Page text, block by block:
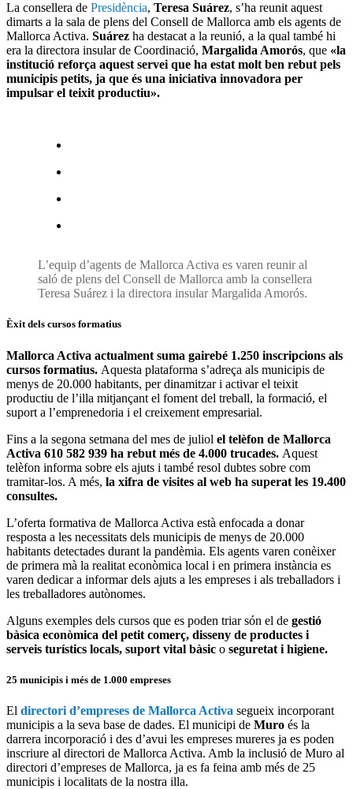
La consellera de Presidència, Teresa Suárez, s’ha reunit aquest
dimarts a la sala de plens del Consell de Mallorca amb els agents de
Mallorca Activa. Suárez ha destacat a la reunió, a la qual també hi
era la directora insular de Coordinació, Margalida Amorós, que «la
institució reforça aquest servei que ha estat molt ben rebut pels
municipis petits, ja que és una iniciativa innovadora per
impulsar el teixit productiu».
L’equip d’agents de Mallorca Activa es varen reunir al
saló de plens del Consell de Mallorca amb la consellera
Teresa Suárez i la directora insular Margalida Amorós.
Èxit dels cursos formatius
Mallorca Activa actualment suma gairebé 1.250 inscripcions als
cursos formatius. Aquesta plataforma s’adreça als municipis de
menys de 20.000 habitants, per dinamitzar i activar el teixit
productiu de l’illa mitjançant el foment del treball, la formació, el
suport a l’emprenedoria i el creixement empresarial.
Fins a la segona setmana del mes de juliol el telèfon de Mallorca
Activa 610 582 939 ha rebut més de 4.000 trucades. Aquest
telèfon informa sobre els ajuts i també resol dubtes sobre com
tramitar-los. A més, la xifra de visites al web ha superat les 19.400
consultes.
L’oferta formativa de Mallorca Activa està enfocada a donar
resposta a les necessitats dels municipis de menys de 20.000
habitants detectades durant la pandèmia. Els agents varen conèixer
de primera mà la realitat econòmica local i en primera instància es
varen dedicar a informar dels ajuts a les empreses i als treballadors i
les treballadores autònomes.
Alguns exemples dels cursos que es poden triar són el de gestió
bàsica econòmica del petit comerç, disseny de productes i
serveis turístics locals, suport vital bàsic o seguretat i higiene.
25 municipis i més de 1.000 empreses
El directori d’empreses de Mallorca Activa segueix incorporant
municipis a la seva base de dades. El municipi de Muro és la
darrera incorporació i des d’avui les empreses mureres ja es poden
inscriure al directori de Mallorca Activa. Amb la inclusió de Muro al
directori d’empreses de Mallorca, ja es fa feina amb més de 25
municipis i localitats de la nostra illa.